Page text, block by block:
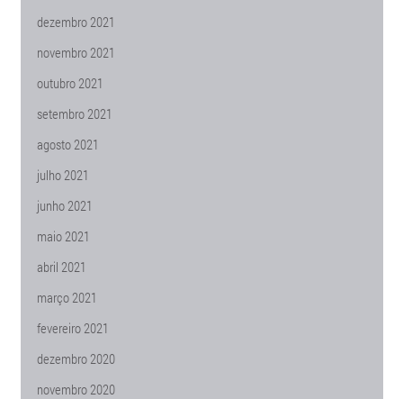
dezembro 2021
novembro 2021
outubro 2021
setembro 2021
agosto 2021
julho 2021
junho 2021
maio 2021
abril 2021
março 2021
fevereiro 2021
dezembro 2020
novembro 2020